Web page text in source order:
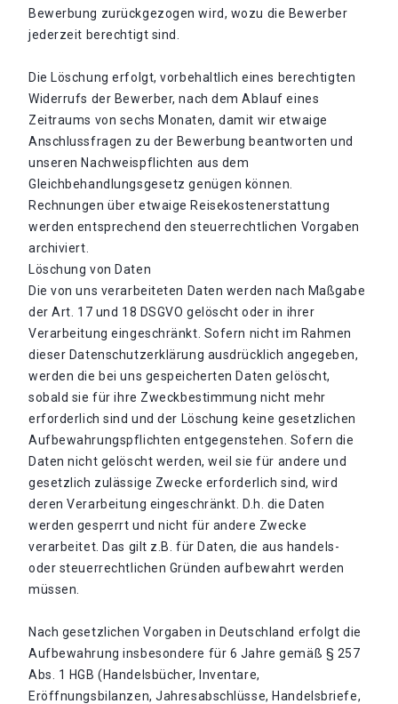
Bewerbung zurückgezogen wird, wozu die Bewerber
jederzeit berechtigt sind.
Die Löschung erfolgt, vorbehaltlich eines berechtigten
Widerrufs der Bewerber, nach dem Ablauf eines
Zeitraums von sechs Monaten, damit wir etwaige
Anschlussfragen zu der Bewerbung beantworten und
unseren Nachweispflichten aus dem
Gleichbehandlungsgesetz genügen können.
Rechnungen über etwaige Reisekostenerstattung
werden entsprechend den steuerrechtlichen Vorgaben
archiviert.
Löschung von Daten
Die von uns verarbeiteten Daten werden nach Maßgabe
der Art. 17 und 18 DSGVO gelöscht oder in ihrer
Verarbeitung eingeschränkt. Sofern nicht im Rahmen
dieser Datenschutzerklärung ausdrücklich angegeben,
werden die bei uns gespeicherten Daten gelöscht,
sobald sie für ihre Zweckbestimmung nicht mehr
erforderlich sind und der Löschung keine gesetzlichen
Aufbewahrungspflichten entgegenstehen. Sofern die
Daten nicht gelöscht werden, weil sie für andere und
gesetzlich zulässige Zwecke erforderlich sind, wird
deren Verarbeitung eingeschränkt. D.h. die Daten
werden gesperrt und nicht für andere Zwecke
verarbeitet. Das gilt z.B. für Daten, die aus handels-
oder steuerrechtlichen Gründen aufbewahrt werden
müssen.
Nach gesetzlichen Vorgaben in Deutschland erfolgt die
Aufbewahrung insbesondere für 6 Jahre gemäß § 257
Abs. 1 HGB (Handelsbücher, Inventare,
Eröffnungsbilanzen, Jahresabschlüsse, Handelsbriefe,